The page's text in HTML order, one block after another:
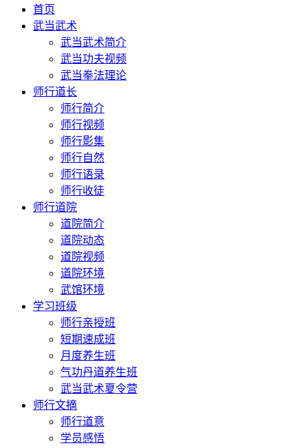
首页
武当武术
武当武术简介
武当功夫视频
武当拳法理论
师行道长
师行简介
师行视频
师行影集
师行自然
师行语录
师行收徒
师行道院
道院简介
道院动态
道院视频
道院环境
武馆环境
学习班级
师行亲授班
短期速成班
月度养生班
气功丹道养生班
武当武术夏令营
师行文摘
师行道意
学员感悟